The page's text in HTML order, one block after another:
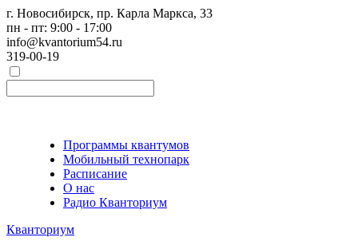
г. Новосибирск, пр. Карла Маркса, 33
пн - пт: 9:00 - 17:00
info@kvantorium54.ru
319-00-19
Программы квантумов
Мобильный технопарк
Расписание
О нас
Радио Кванториум
Кванториум